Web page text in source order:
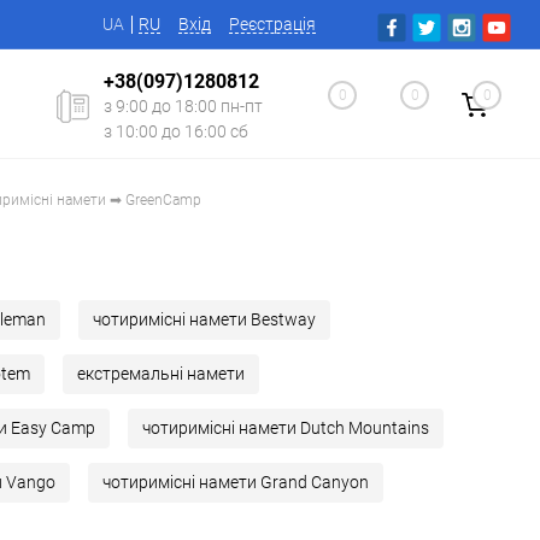
UA RU Вхід Реєстрація
+38(097)1280812
з 9:00 до 18:00 пн-пт
з 10:00 до 16:00 сб
0 0 0
намети ➡ GreenCamp
чотиримісні намети Bestway
екстремальні намети
Easy Camp чотиримісні намети Dutch Mountains
Vango чотиримісні намети Grand Canyon